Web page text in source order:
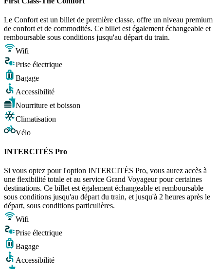
Le Confort est un billet de première classe, offre un niveau premium
de confort et de commodités. Ce billet est également échangeable et
remboursable sous conditions jusqu'au départ du train.
Wifi
Prise électrique
Bagage
Accessibilité
Nourriture et boisson
Climatisation
Vélo
INTERCITÉS Pro
Si vous optez pour l'option INTERCITÉS Pro, vous aurez accès à
une flexibilité totale et au service Grand Voyageur pour certaines
destinations. Ce billet est également échangeable et remboursable
sous conditions jusqu'au départ du train, et jusqu'à 2 heures après le
départ, sous conditions particulières.
Wifi
Prise électrique
Bagage
Accessibilité